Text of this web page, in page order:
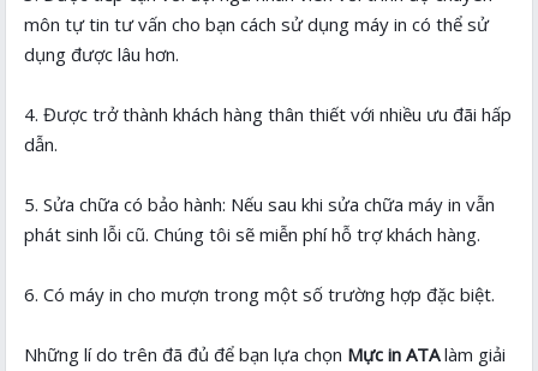
môn tự tin tư vấn cho bạn cách sử dụng máy in có thể sử
dụng được lâu hơn.
4. Được trở thành khách hàng thân thiết với nhiều ưu đãi hấp
dẫn.
5. Sửa chữa có bảo hành: Nếu sau khi sửa chữa máy in vẫn
phát sinh lỗi cũ. Chúng tôi sẽ miễn phí hỗ trợ khách hàng.
6. Có máy in cho mượn trong một số trường hợp đặc biệt.
Những lí do trên đã đủ để bạn lựa chọn Mực in ATAlàm giải